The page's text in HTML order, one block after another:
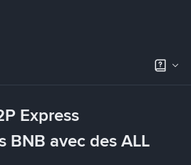
Express
BNB avec des ALL